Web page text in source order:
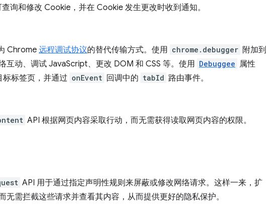
查询和修改 Cookie，并在 Cookie 发生更改时收到通知。
Chrome 远程调试协议的替代传输方式。使用 chrome.debugger 附加到
互动、调试 JavaScript、更改 DOM 和 CSS 等。使用 Debuggee 属性
标标签页，并通过 onEvent 回调中的 tabId 路由事件。
API 根据网页内容采取行动，而无需获得读取网页内容的权限。
API 用于通过指定声明性规则来屏蔽或修改网络请求。这样一来，扩
无需拦截这些请求并查看其内容，从而提供更好的隐私保护。